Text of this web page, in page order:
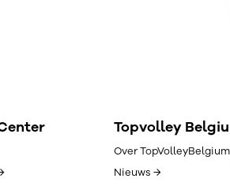
Topvolley
Over
Nieuws →